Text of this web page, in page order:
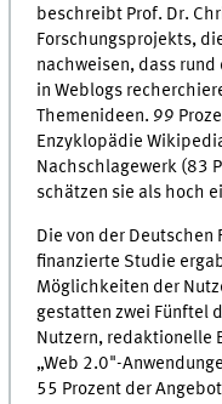
beschreibt Prof. Dr.
Forschungsprojekts,
nachweisen, dass
in Weblogs
Themenideen. 99
Enzyklopädie
Nachschlagewerk (83
schätzen sie als hoch
Die von der
finanzierte Studie
Möglichkeiten der
gestatten zwei Fünftel
Nutzern, redaktionelle
„Web 2.0"-
55 Prozent der